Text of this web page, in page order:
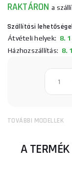
RAKTÁRONa
Szállítási
Átvételi helyek: 8.
Házhozszállítás: 8.
TOVÁBBI MODELLEK
A